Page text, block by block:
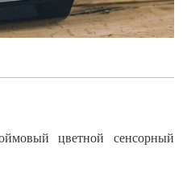
цветной сенсорный